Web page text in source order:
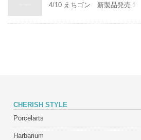
4/10 えちゴン 新製品発売！
CHERISH STYLE
Porcelarts
Harbarium